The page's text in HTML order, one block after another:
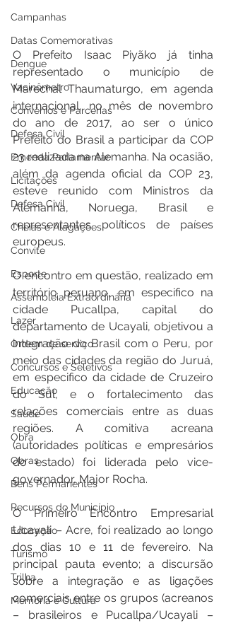
Campanhas
Datas Comemorativas
Dengue
Vacinômetro
Convênios e Parcerias
Defesa Civil
Emenda Parlamentar
Licitações
Defesa Civil
Cheias e Alagações
Convite
Esporte
Assembleia Extraordinária
Lazer
Ordem de serviço
Concursos e Seletivos
Educação
Saúde
Obra
Obras
Bens Permanentes
Recursos do Município
Educação
Turismo
Trilha
Memória e Cultura
O Prefeito Isaac Piyãko já tinha
representado o município de
Marechal Thaumaturgo, em agenda
internacional, no mês de novembro
do ano de 2017, ao ser o único
Prefeito do Brasil a participar da COP
23 realizada na Alemanha. Na ocasião,
além da agenda oficial da COP 23,
esteve reunido com Ministros da
Alemanha, Noruega, Brasil e
representantes políticos de países
europeus.
O encontro em questão, realizado em
território peruano, em especifico na
cidade Pucallpa, capital do
departamento de Ucayali, objetivou a
integração do Brasil com o Peru, por
meio das cidades da região do Juruá,
em especifico da cidade de Cruzeiro
do Sul, e o fortalecimento das
relações comerciais entre as duas
regiões. A comitiva acreana
(autoridades políticas e empresários
do estado) foi liderada pelo vice-
governador, Major Rocha.
O Primeiro Encontro Empresarial
Ucayali – Acre, foi realizado ao longo
dos dias 10 e 11 de fevereiro. Na
principal pauta evento; a discursão
sobre a integração e as ligações
comerciais entre os grupos (acreanos
– brasileiros e Pucallpa/Ucayali –